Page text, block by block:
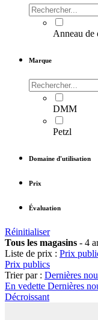
Anneau de
Marque
DMM
Petzl
Domaine d'utilisation
Prix
Évaluation
Réinitialiser
Tous les magasins - 4
Liste de prix : Prix
Prix publics
Trier par : Dernières
En vedette Dernières
Décroissant